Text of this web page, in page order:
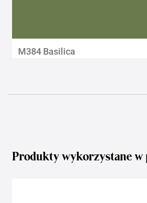
M384 Basilica
Produkty wykorzystane w